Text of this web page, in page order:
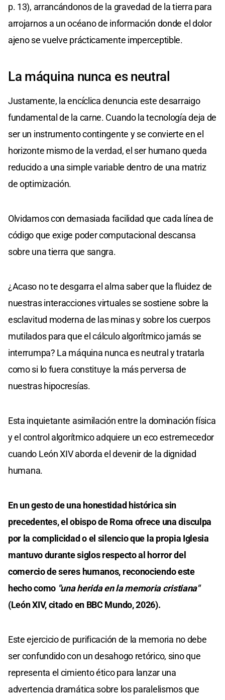
p. 13), arrancándonos de la gravedad de la tierra para
arrojarnos a un océano de información donde el dolor
ajeno se vuelve prácticamente imperceptible.
La máquina nunca es neutral
Justamente, la encíclica denuncia este desarraigo
fundamental de la carne. Cuando la tecnología deja de
ser un instrumento contingente y se convierte en el
horizonte mismo de la verdad, el ser humano queda
reducido a una simple variable dentro de una matriz
de optimización.
Olvidamos con demasiada facilidad que cada línea de
código que exige poder computacional descansa
sobre una tierra que sangra.
¿Acaso no te desgarra el alma saber que la fluidez de
nuestras interacciones virtuales se sostiene sobre la
esclavitud moderna de las minas y sobre los cuerpos
mutilados para que el cálculo algorítmico jamás se
interrumpa? La máquina nunca es neutral y tratarla
como si lo fuera constituye la más perversa de
nuestras hipocresías.
Esta inquietante asimilación entre la dominación física
y el control algorítmico adquiere un eco estremecedor
cuando León XIV aborda el devenir de la dignidad
humana.
En un gesto de una honestidad histórica sin
precedentes, el obispo de Roma ofrece una disculpa
por la complicidad o el silencio que la propia Iglesia
mantuvo durante siglos respecto al horror del
comercio de seres humanos, reconociendo este
hecho como "una herida en la memoria cristiana"
(León XIV, citado en BBC Mundo, 2026).
Este ejercicio de purificación de la memoria no debe
ser confundido con un desahogo retórico, sino que
representa el cimiento ético para lanzar una
advertencia dramática sobre los paralelismos que